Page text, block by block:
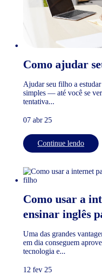
Como ajudar
Ajudar seu filho a
simples — até você se
tentativa...
07 abr 25
Continue lendo
Como usar a
ensinar inglês
Uma das grandes
em dia conseguem
tecnologia e...
12 fev 25